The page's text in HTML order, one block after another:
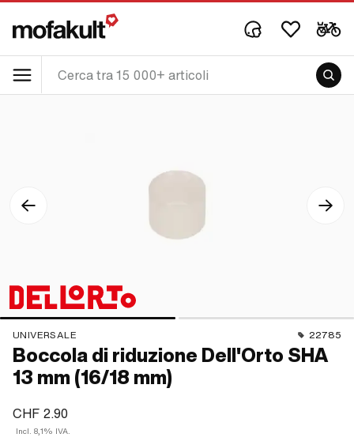
UNIVERSALE 22785
Boccola di riduzione Dell'Orto SHA
13 mm (16/18 mm)
CHF 2.90
Incl. 8,1% IVA.